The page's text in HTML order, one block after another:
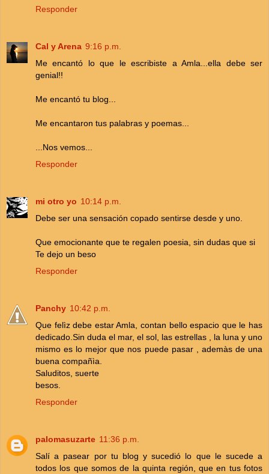
Responder
Cal y Arena 9:16 p.m.
Me encantó lo que le escribiste a Amla...ella debe ser
genial!!
Me encantó tu blog...
Me encantaron tus palabras y poemas...
...Nos vemos...
Responder
mi otro yo 10:14 p.m.
Debe ser una sensación copado sentirse desde y uno.
Que emocionante que te regalen poesia, sin dudas que si
Te dejo un beso
Responder
Panchy 10:42 p.m.
Que felìz debe estar Amla, contan bello espacio que le has
dedicado.Sin duda el mar, el sol, las estrellas , la luna y uno
mismo es lo mejor que nos puede pasar , ademàs de una
buena compañìa.
Saluditos, suerte
besos.
Responder
palomasuzarte 11:36 p.m.
Salí a pasear por tu blog y sucedió lo que le sucede a
todos los que somos de la quinta región, que en tus fotos